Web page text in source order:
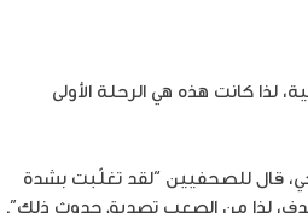
كانت هذه هي الرحلة الأولى
قال للصحفيين “لقد تغلّبت بشدة